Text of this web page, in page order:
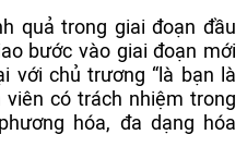
quả trong giai đoạn đầu
bước vào giai đoạn mới
với chủ trương “là bạn là
có trách nhiệm trong
hóa, đa dạng hóa